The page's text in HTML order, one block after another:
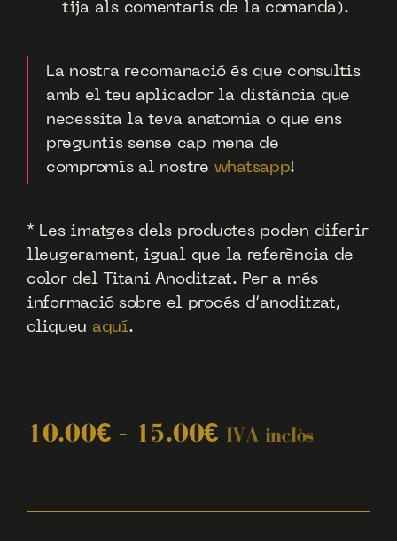
tija als comentaris de la comanda).
La nostra recomanació és que consultis
amb el teu aplicador la distància que
necessita la teva anatomia o que ens
preguntis sense cap mena de
compromís al nostre whatsapp!
* Les imatges dels productes poden diferir
lleugerament, igual que la referència de
color del Titani Anoditzat. Per a més
informació sobre el procés d’anoditzat,
cliqueu aquí.
10.00€ – 15.00€ IVA inclòs